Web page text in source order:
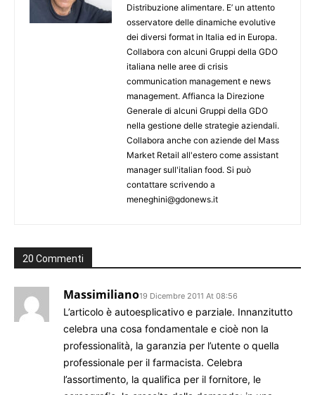
Distribuzione alimentare. E’ un attento
osservatore delle dinamiche evolutive
dei diversi format in Italia ed in Europa.
Collabora con alcuni Gruppi della GDO
italiana nelle aree di crisis
communication management e news
management. Affianca la Direzione
Generale di alcuni Gruppi della GDO
nella gestione delle strategie aziendali.
Collabora anche con aziende del Mass
Market Retail all'estero come assistant
manager sull'italian food. Si può
contattare scrivendo a
meneghini@gdonews.it
20 Commenti
Massimiliano19 Dicembre 2011 At 08:56
L’articolo è autoesplicativo e parziale. Innanzitutto
celebra una cosa fondamentale e cioè non la
professionalità, la garanzia per l’utente o quella
professionale per il farmacista. Celebra
l’assortimento, la qualifica per il fornitore, le